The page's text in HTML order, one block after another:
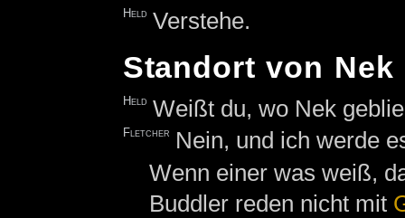
Held Verstehe.
Standort von Nek
Held Weißt du, wo Nek
Fletcher
Nein, und ich werde
Wenn einer was weiß,
Buddler reden nicht mit